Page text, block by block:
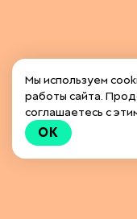
Мы используем
работы сайта.
соглашаетесь с
OK